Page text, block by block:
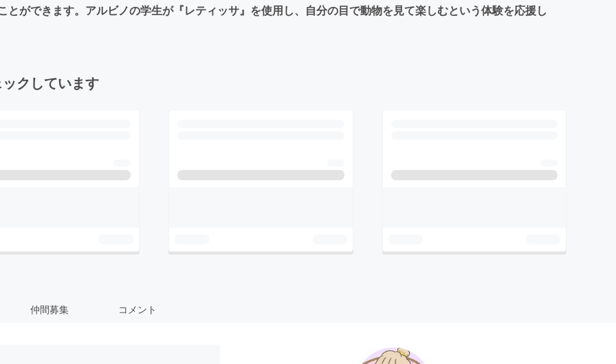
ができます。アルビノの学生が『レティッサ』を使用し、自分の目で動物を見て楽しむという体験を応援し
クしています
仲間募集 コメント